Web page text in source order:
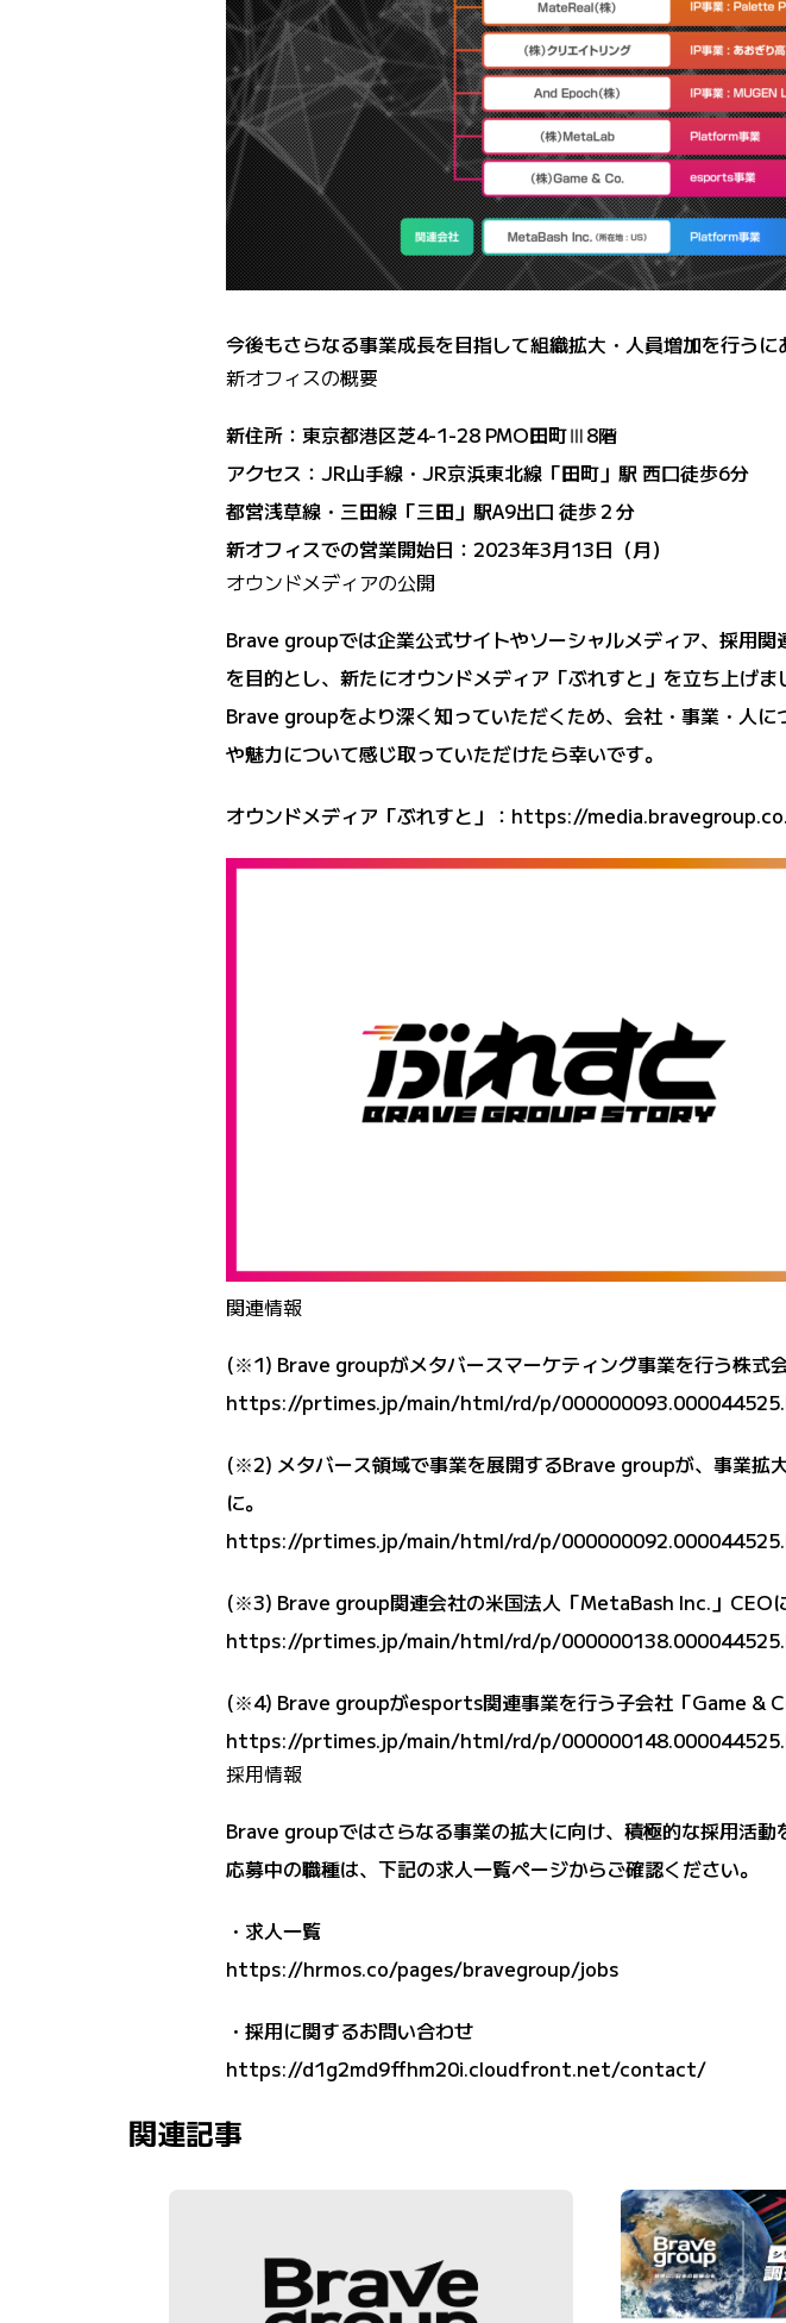
今後もさらなる事業成長を目指して組織拡大・人員増加を行う
新オフィスの概要
新住所：東京都港区芝4-1-28 PMO田町Ⅲ8階
アクセス：JR山手線・JR京浜東北線「田町」駅 西口徒歩6分
都営浅草線・三田線「三田」駅A9出口 徒歩２分
新オフィスでの営業開始日：2023年3月13日（月）
オウンドメディアの公開
Brave groupでは企業公式サイトやソーシャルメディア、採用
を目的とし、新たにオウンドメディア「ぶれすと」を立ち上げま
Brave groupをより深く知っていただくため、会社・事業・人
や魅力について感じ取っていただけたら幸いです。
オウンドメディア「ぶれすと」： https://
関連情報
(※1) Brave groupがメタバースマーケティング事業を行う株式
https://prtimes.jp/main/html/rd/p/
(※2) メタバース領域で事業を展開するBrave groupが、事業拡
に。
https://prtimes.jp/main/html/rd/p/
(※3) Brave group関連会社の米国法人「MetaBash Inc.」CEO
https://prtimes.jp/main/html/rd/p/
(※4) Brave groupがesports関連事業を行う子会社「Game &
https://prtimes.jp/main/html/rd/p/
採用情報
Brave groupではさらなる事業の拡大に向け、積極的な採用活動
応募中の職種は、下記の求人一覧ページからご確認ください。
・求人一覧
https://hrmos.co/pages/bravegroup/jobs
・採用に関するお問い合わせ
https://d1g2md9ffhm20i.cloudfront.net/contact/
関連記事